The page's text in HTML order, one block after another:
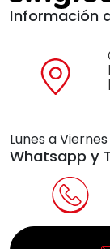
Información
Lunes a
Whatsapp y